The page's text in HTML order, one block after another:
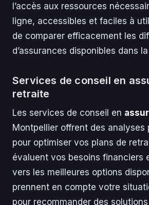
l’accès aux ressources
ligne, accessibles et faciles à
de comparer efficacement les
d’assurances disponibles dans
Services de conseil en
retraite
Les services de conseil en
Montpellier offrent des analyses
pour optimiser vos plans de
évaluent vos besoins financiers
vers les meilleures options
prennent en compte votre
pour recommander des